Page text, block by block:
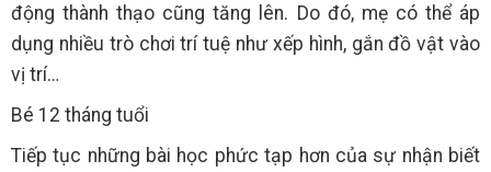
động thành thạo cũng tăng lên. Do đó, mẹ có thể áp
dụng nhiều trò chơi trí tuệ như xếp hình, gắn đồ vật vào
vị trí…
Bé 12 tháng tuổi
Tiếp tục những bài học phức tạp hơn của sự nhận biết